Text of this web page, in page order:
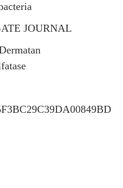
JOURNAL